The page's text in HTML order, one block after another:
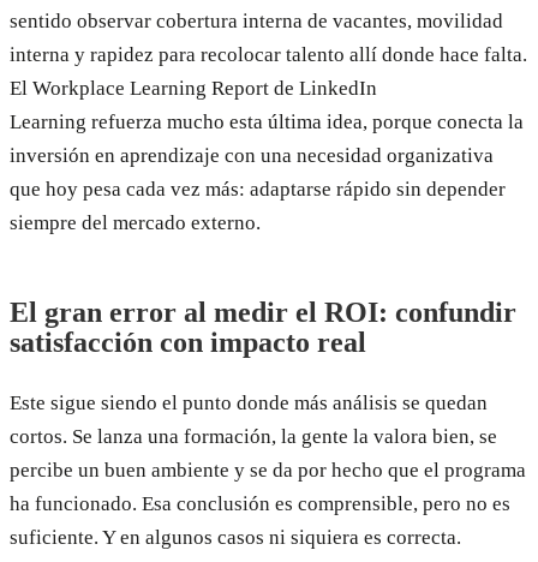
sentido observar cobertura interna de vacantes, movilidad
interna y rapidez para recolocar talento allí donde hace falta.
El Workplace Learning Report de LinkedIn
Learning refuerza mucho esta última idea, porque conecta la
inversión en aprendizaje con una necesidad organizativa
que hoy pesa cada vez más: adaptarse rápido sin depender
siempre del mercado externo.
El gran error al medir el ROI: confundir
satisfacción con impacto real
Este sigue siendo el punto donde más análisis se quedan
cortos. Se lanza una formación, la gente la valora bien, se
percibe un buen ambiente y se da por hecho que el programa
ha funcionado. Esa conclusión es comprensible, pero no es
suficiente. Y en algunos casos ni siquiera es correcta.